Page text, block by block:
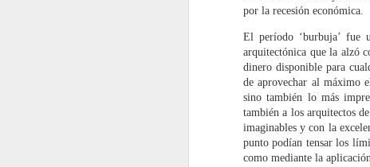
por la recesión económica.
El período ‘burbuja’ fue
arquitectónica que la alzó
dinero disponible para
de aprovechar al máximo
sino también lo más
también a los arquitectos
imaginables y con la
punto podían tensar los
como mediante la
LA CRÍTICA COMO
HERRAMIENTA DE
PENSAMIENTO
Daniel Giralt-Miracle - Miguel
Ángel Alonso del Val
Este diálogo entre Daniel Giralt-
Miracle y Miguel Ángel Alonso del
Val gira en torno a la función de la
El
a
El
MAY
24